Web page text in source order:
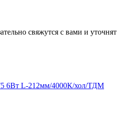
свяжутся с вами и уточнят